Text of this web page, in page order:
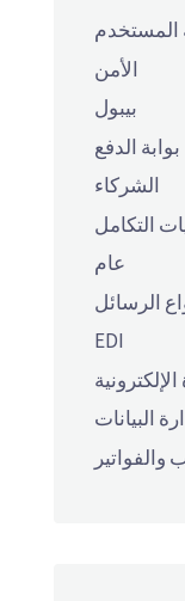
المستخدم
الأمن
بيبول
بوابة الدفع
الشركاء
التكامل
عام
الرسائل
EDI
البيانات
والفواتير